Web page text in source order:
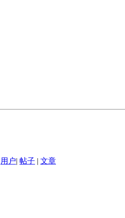
用户| 帖子 | 文章